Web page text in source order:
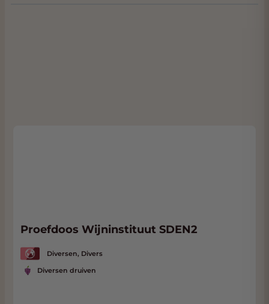
Proefdoos Wijninstituut SDEN2
Diversen, Divers
Diversen druiven